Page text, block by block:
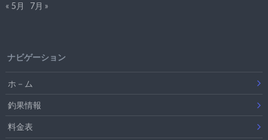
« 5月
7月 »
ナビゲーション
ホ－ム
釣果情報
料金表